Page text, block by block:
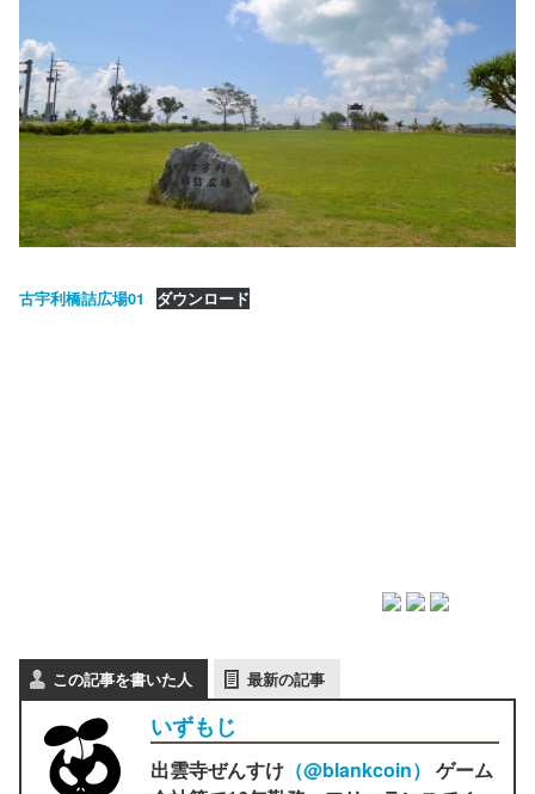
古宇利橋詰広場01 ダウンロード
この記事を書いた人 最新の記事
いずもじ
出雲寺ぜんすけ （‎@blankcoin） ゲーム